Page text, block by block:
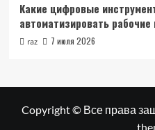
Какие цифровые
автоматизировать
raz 7 июля 2026
Copyright © Все права